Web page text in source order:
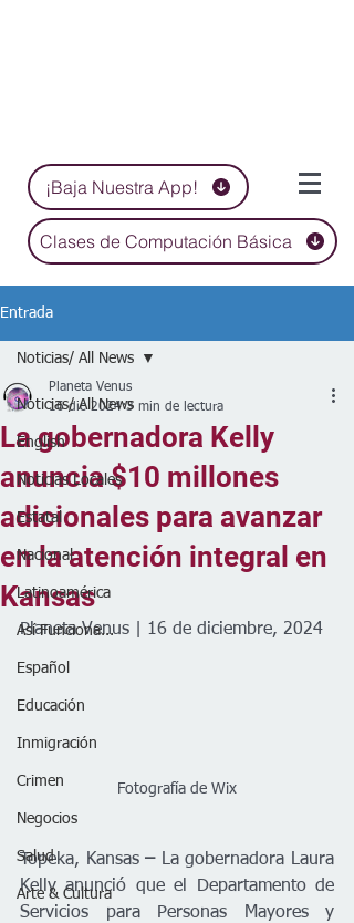
¡Baja Nuestra App!
Clases de Computación Básica
Entrada
Noticias/ All News
English
Noticias Locales
Estatal
Nacional
Latinoamérica
Así Funciona...
Español
Educación
Inmigración
Crimen
Negocios
Salud
Arte & Cultura
Noticias/ All News
La gobernadora Kelly
anuncia $10 millones
adicionales para avanzar
en la atención integral en
Kansas
Planeta Venus
16 dic 2024 3 min de lectura
Planeta Venus | 16 de diciembre, 2024
Fotografía de Wix
Topeka, Kansas – La gobernadora Laura
Kelly anunció que el Departamento de
Servicios para Personas Mayores y